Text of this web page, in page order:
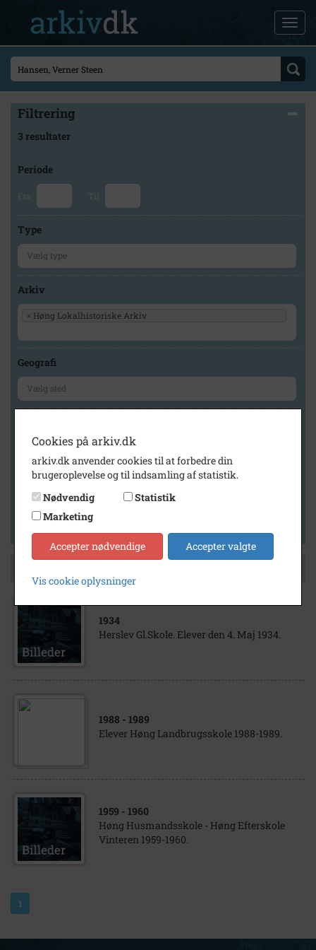
Filtrering
3 resultater
Periode
Fra Til
Type
Arkiv
× Høng Lokalhistoriske Arkiv
Geografi
Vis kun med billeder
Vis kun med filmklip
Vis kun med kilder
1934
Herslev Gl.Skole. Elever den 4. Maj 1934.
1988 - 1989
Elever Høng Landbrugsskole 1988-1989.
1959 - 1960
Høng Husmandsskole - Høng Efterskole
Vinteren 1959-1960.
1
Cookies på arkiv.dk
arkiv.dk anvender cookies til at forbedre din
brugeroplevelse og til indsamling af statistik.
Nødvendig
Statistik
Marketing
Accepter nødvendige Accepter valgte
Vis cookie oplysninger